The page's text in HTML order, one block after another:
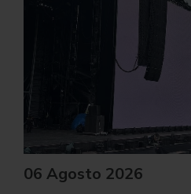
06 Agosto 2026